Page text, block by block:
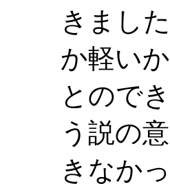
きまし
か軽い
とので
う説の
きなか